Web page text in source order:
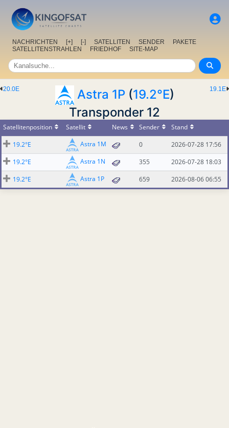
NACHRICHTEN [+] [-] SATELLITEN SENDER
PAKETE
SATELLITENSTRAHLEN
FRIEDHOF SITE-MAP
19.1E
20.0E Astra 1P(19.2°E)
Transponder 12
Satellitenposition Satellit News Sender
Stand
19.2°E
Astra 1M 0
2026-07-28 17:56
19.2°E
Astra 1N 355
2026-07-28 18:03
19.2°E
Astra 1P 659 2026-08-06 06:55